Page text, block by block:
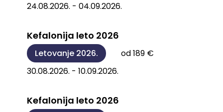
24.08.2026. - 04.09.2026.
Kefalonija leto 2026
Letovanje 2026.
od 189 €
30.08.2026. - 10.09.2026.
Kefalonija leto 2026